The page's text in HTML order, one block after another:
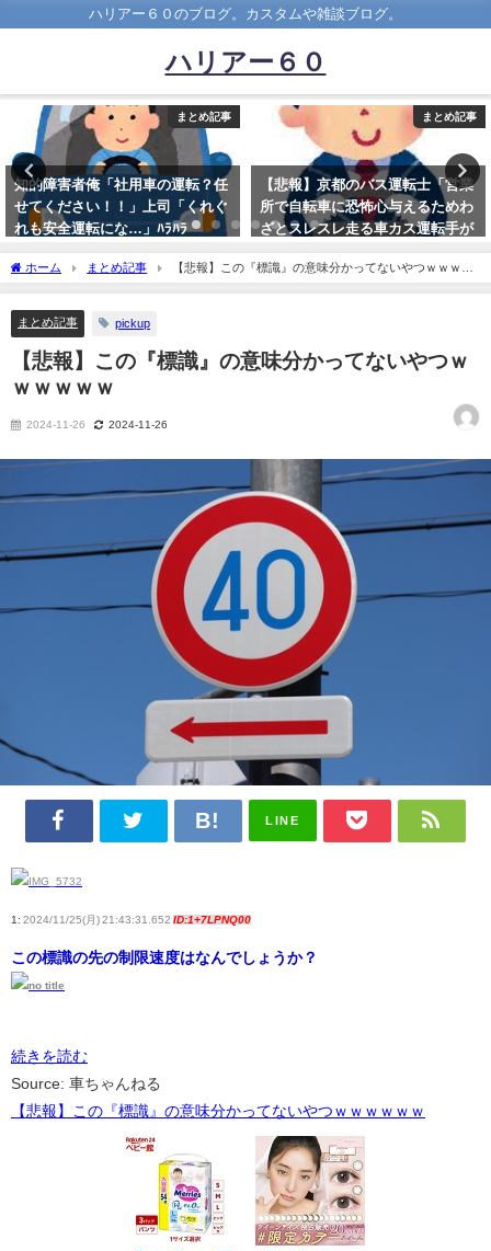
ハリアー６０のブログ。カスタムや雑談ブログ。
ハリアー６０
まとめ記事
【悲報】京都のバス運転士「営業
所で自転車に恐怖心与えるためわ
ざとスレスレ走る車カス運転手が
結構います」
まとめ記事
お前ら「ハイビームはするなよ」
俺(あ、そうなんだ) 運転免許更
新講習「夜はハイビームにしまし
ょう」
ホーム まとめ記事
【悲報】この『標識』の意味分かってないやつｗｗｗｗ
ｗｗ
まとめ記事 pickup
【悲報】この『標識』の意味分かってないやつｗ
ｗｗｗｗｗ
2024-11-26 2024-11-26
LINE
1: 2024/11/25(月) 21:43:31.652 ID:1+7LPNQ00
この標識の先の制限速度はなんでしょうか？
続きを読む
Source: 車ちゃんねる
【悲報】この『標識』の意味分かってないやつｗｗｗｗｗｗ